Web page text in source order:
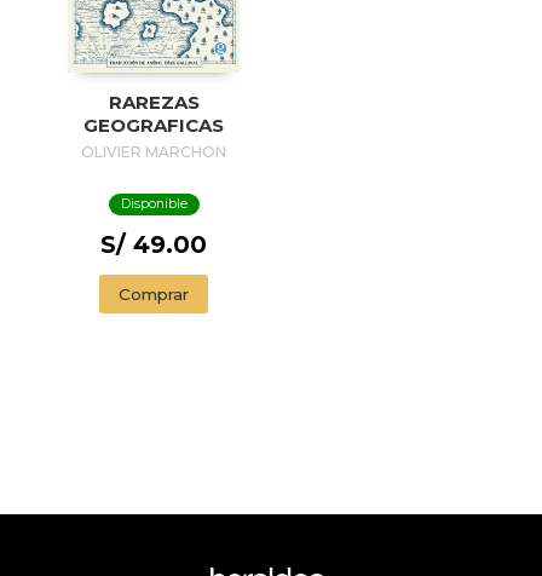
RAREZAS
GEOGRAFICAS
OLIVIER MARCHON
Disponible
S/ 49.00
Comprar